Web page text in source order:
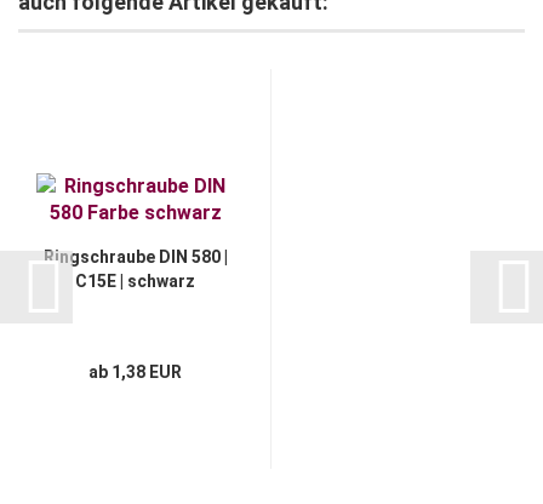
Ringschraube DIN 580 |
C15E | schwarz
ab 1,38 EUR